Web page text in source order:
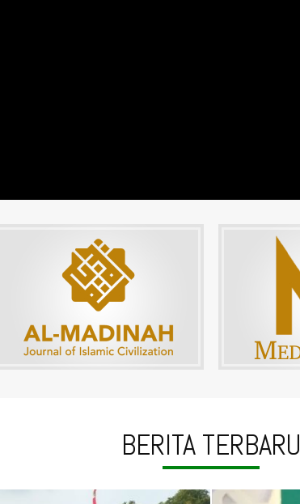
BERITA TERBARU